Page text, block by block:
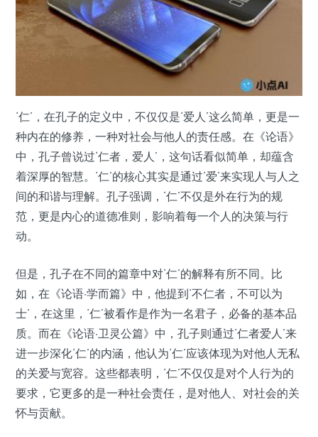
‘仁’，在孔子的定义中，不仅仅是‘爱人’这么简单，更是一
种内在的修养，一种对社会与他人的责任感。在《论语》
中，孔子曾说过‘仁者，爱人’，这句话看似简单，却蕴含
着深厚的智慧。‘仁’的核心其实是通过‘爱’来实现人与人之
间的和谐与理解。孔子强调，‘仁’不仅是外在行为的规
范，更是内心的道德准则，影响着每一个人的决策与行
动。
但是，孔子在不同的篇章中对‘仁’的解释有所不同。比
如，在《论语·学而篇》中，他提到‘不仁者，不可以为
士’，在这里，‘仁’被看作是作为一名君子，必备的基本品
质。而在《论语·卫灵公篇》中，孔子则通过‘仁者爱人’来
进一步深化‘仁’的内涵，他认为‘仁’应该体现为对他人无私
的关爱与宽容。这些都表明，‘仁’不仅仅是对个人行为的
要求，它更多的是一种社会责任，是对他人、对社会的关
怀与贡献。